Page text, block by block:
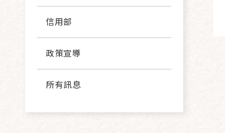
信用部
政策宣導
所有訊息